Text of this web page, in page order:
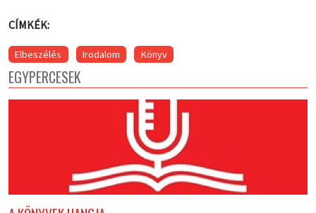
CÍMKÉK:
Elbeszélés Irodalom Könyv
EGYPERCESEK